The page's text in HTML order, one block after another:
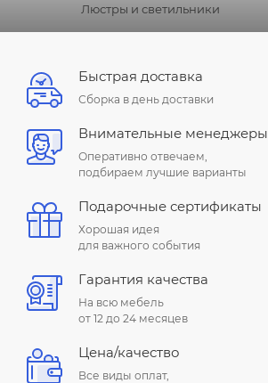
Люстры и светильники
Быстрая доставка
Сборка в день доставки
Внимательные менеджеры
Оперативно отвечаем,
подбираем лучшие варианты
Подарочные сертификаты
Хорошая идея
для важного события
Гарантия качества
На всю мебель
от 12 до 24 месяцев
Цена/качество
Все виды оплат,